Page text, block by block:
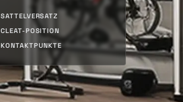
SATTELVERSATZ
CLEAT-POSITION
KONTAKTPUNKTE